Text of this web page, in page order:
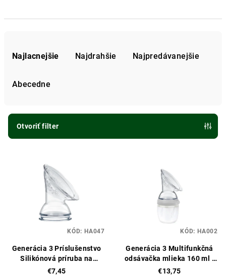
p
Najlacnejšie Najdrahšie Najpredávanejšie
Abecedne
Otvoriť filter
Generácia 3 Príslušenstvo
Silikónová príruba na
odsávačku mlieka
€7,45
KÓD: HA047
Generácia 3 Multifunkčná
odsávačka mlieka 160 ml -
sivá
€13,75
KÓD: HA002